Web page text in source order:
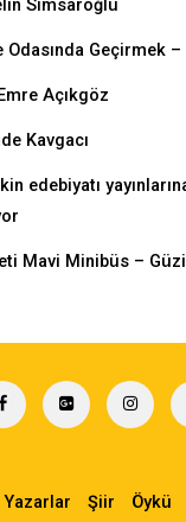
Simsaroğlu
Odasında Geçirmek
Açıkgöz
Kavgacı
edebiyatı
Mavi Minibüs –
Yazarlar Şiir Öykü